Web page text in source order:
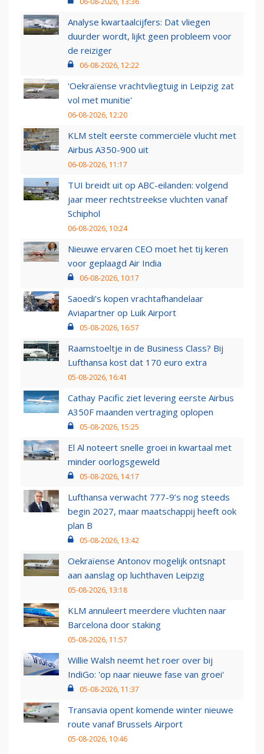
Analyse kwartaalcijfers: Dat vliegen
duurder wordt, lijkt geen probleem voor
de reiziger
06-08-2026, 12:22
'Oekraïense vrachtvliegtuig in Leipzig zat
vol met munitie'
06-08-2026, 12:20
KLM stelt eerste commerciële vlucht met
Airbus A350-900 uit
06-08-2026, 11:17
TUI breidt uit op ABC-eilanden: volgend
jaar meer rechtstreekse vluchten vanaf
Schiphol
06-08-2026, 10:24
Nieuwe ervaren CEO moet het tij keren
voor geplaagd Air India
06-08-2026, 10:17
Saoedi’s kopen vrachtafhandelaar
Aviapartner op Luik Airport
05-08-2026, 16:57
Raamstoeltje in de Business Class? Bij
Lufthansa kost dat 170 euro extra
05-08-2026, 16:41
Cathay Pacific ziet levering eerste Airbus
A350F maanden vertraging oplopen
05-08-2026, 15:25
El Al noteert snelle groei in kwartaal met
minder oorlogsgeweld
05-08-2026, 14:17
Lufthansa verwacht 777-9’s nog steeds
begin 2027, maar maatschappij heeft ook
plan B
05-08-2026, 13:42
Oekraïense Antonov mogelijk ontsnapt
aan aanslag op luchthaven Leipzig
05-08-2026, 13:18
KLM annuleert meerdere vluchten naar
Barcelona door staking
05-08-2026, 11:57
Willie Walsh neemt het roer over bij
IndiGo: 'op naar nieuwe fase van groei'
05-08-2026, 11:37
Transavia opent komende winter nieuwe
route vanaf Brussels Airport
05-08-2026, 10:46